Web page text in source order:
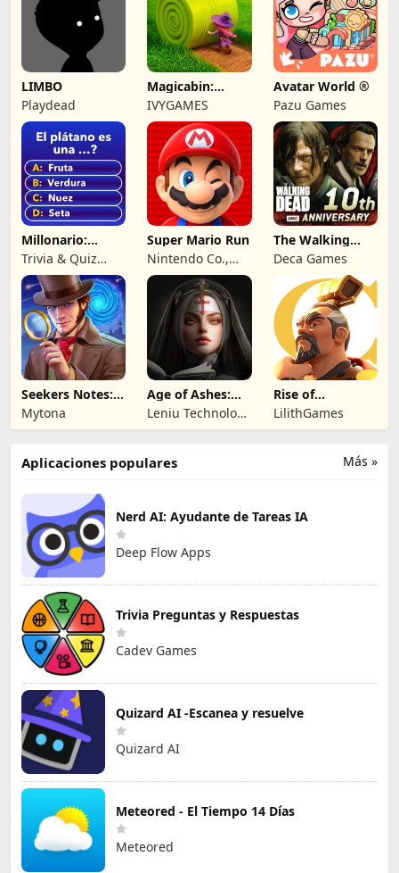
LIMBO
Playdead
Magicabin:
Witch's
Adventure
IVYGAMES
Avatar World ®
Pazu Games
Millonario:
Juego de
preguntas
Trivia & Quiz
Games by
Nuomondo
Super Mario Run
Nintendo Co.,
Ltd.
The Walking
Dead No Man's
Land
Deca Games
Seekers Notes:
Objetos ocultos
Mytona
Age of Ashes:
Dark Nuns
Leniu Technology
Co., Limited
Rise of
Kingdoms: Lost
Crusade
LilithGames
Más »
Aplicaciones populares
Nerd AI: Ayudante de Tareas IA
Deep Flow Apps
Trivia Preguntas y Respuestas
Cadev Games
Quizard AI -Escanea y resuelve
Quizard AI
Meteored - El Tiempo 14 Días
Meteored